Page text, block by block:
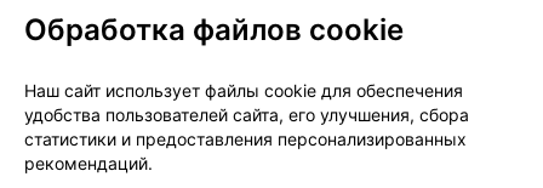
О проекте
Новости проекта
Размещение рекламы
Медицинский маркетинг
Публичный договор
Доставка
Обработка файлов cookie
Наш сайт использует файлы cookie для обеспечения
удобства пользователей сайта, его улучшения, сбора
статистики и предоставления персонализированных
рекомендаций.